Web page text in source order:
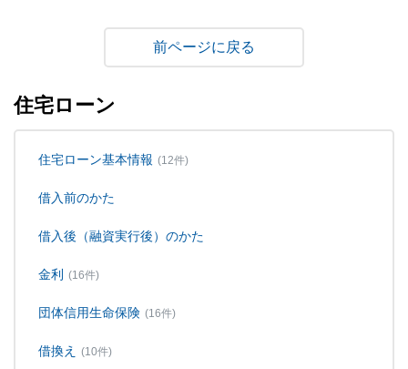
戻る
住宅ローン
住宅ローン基本情報 (12件)
借入前のかた
借入後（融資実行後）のかた
金利 (16件)
団体信用生命保険 (16件)
借換え (10件)